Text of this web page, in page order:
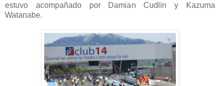
estuvo acompañado por Damian Cudlin y Kazuma
Watanabe.